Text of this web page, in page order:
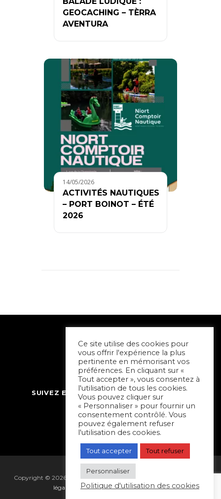
GEOCACHING – TÈRRA
AVENTURA
14/05/2026
ACTIVITÉS NAUTIQUES
– PORT BOINOT – ÉTÉ
2026
SUIVEZ ET CONTACTEZ SORTIR À NIORT
Copyright © 2026 Sortir à Niort | réalisé par
légales
Gestion des cookies|Plan du site
Ce site utilise des cookies pour
vous offrir l'expérience la plus
pertinente en mémorisant vos
préférences. En cliquant sur «
Tout accepter », vous consentez à
l'utilisation de tous les cookies.
Vous pouvez cliquer sur
« Personnaliser » pour fournir un
consentement contrôlé. Vous
pouvez également refuser
l'utilisation des cookies.
Tout accepter Tout refuser
Personnaliser
Politique d'utilisation des cookies